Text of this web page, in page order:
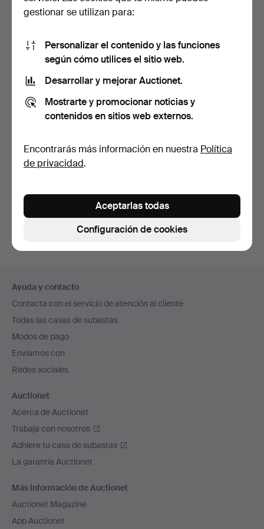
MESA DE COMEDOR,
Suscribir búsqueda
También puedes buscar ennuestro archivo de
subastas concluidas.
en
el
pie
de
página
Ayuda y contacto
Contacta con el servicio de atención al cliente
Todas las casas de subastas
Modos de pago
Enviamos con
Redes sociales
Auctionet
Acerca de Auctionet
Trabaja con nosotros
Adhiere tu casa de subastas
La garantía Auctionet
Más información de Auctionet
Auctionet Magazine
App Auctionet
gestionar se utilizan para:
Personalizar el contenido y las funciones
según cómo utilices el sitio web.
Desarrollar y mejorar Auctionet.
Mostrarte y promocionar noticias y
contenidos en sitios web externos.
Encontrarás más información en nuestra Política
de privacidad.
Configuración de cookies
Aceptarlas todas